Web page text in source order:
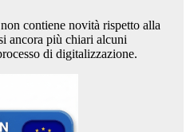
contiene novità rispetto alla
ancora più chiari alcuni
di digitalizzazione.